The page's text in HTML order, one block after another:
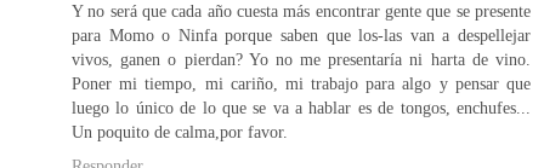
Y no será que cada año cuesta más encontrar gente que se presente
para Momo o Ninfa porque saben que los-las van a despellejar
vivos, ganen o pierdan? Yo no me presentaría ni harta de vino.
Poner mi tiempo, mi cariño, mi trabajo para algo y pensar que
luego lo único de lo que se va a hablar es de tongos, enchufes...
Un poquito de calma,por favor.